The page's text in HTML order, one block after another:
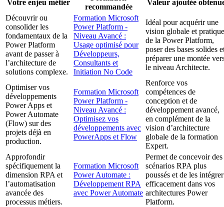
Votre enjeu métier
recommandée
Valeur ajoutée
Découvrir ou
consolider les
fondamentaux de la
Power Platform
avant de passer à
l’architecture de
solutions complexe.
Formation Microsoft
Power Platform -
Niveau Avancé :
Usage optimisé pour
Développeurs,
Consultants et
Initiation No Code
Idéal pour acquérir une
vision globale et pratique
de la Power Platform,
poser des bases solides
préparer une montée
le niveau Architecte.
Optimiser vos
développements
Power Apps et
Power Automate
(Flow) sur des
projets déjà en
production.
Formation Microsoft
Power Platform -
Niveau Avancé :
Optimisez vos
développements avec
PowerApps et Flow
Renforce vos
compétences de
conception et de
développement avancé,
en complément de la
vision d’architecture
globale de la formation
Expert.
Approfondir
spécifiquement la
dimension RPA et
l’automatisation
avancée des
processus métiers.
Formation Microsoft
Power Automate :
Développement RPA
avec Power Automate
Permet de concevoir des
scénarios RPA plus
poussés et de les intégrer
efficacement dans vos
architectures Power
Platform.